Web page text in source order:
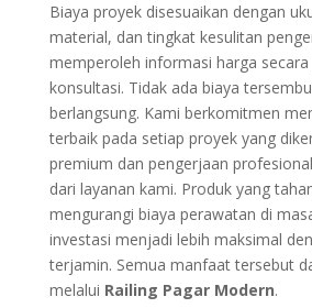
Biaya proyek disesuaikan dengan
material, dan tingkat kesulitan
memperoleh informasi harga
konsultasi. Tidak ada biaya
berlangsung. Kami berkomitmen
terbaik pada setiap proyek yang
premium dan pengerjaan
dari layanan kami. Produk yang
mengurangi biaya perawatan di
investasi menjadi lebih maksimal
terjamin. Semua manfaat tersebut
melalui Railing Pagar Modern.